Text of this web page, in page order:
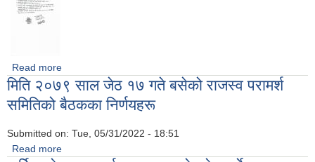
Read more
बैठकका निर्णयहरू
मिति २०७९ साल जेठ १७ गते बसेको राजस्व परामर्श
समितिको बैठकका निर्णयहरू
Submitted on: Tue, 05/31/2022 - 18:51
Read more